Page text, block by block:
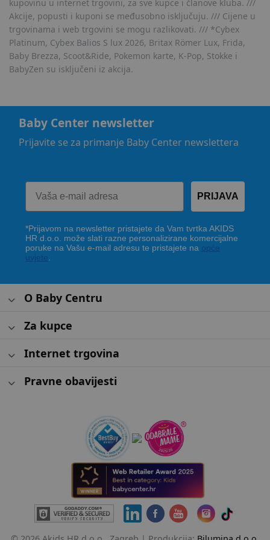
kupovinu u internet trgovini, za sve kupce i članove kluba. ///
Akcije, popusti i kuponi se međusobno isključuju. /// Cijene u
trgovinama i web trgovini se mogu razlikovati. /// *Cybex
Platinum, Cybex Balios S lux 2026, Britax Römer Lux, Frida,
Baby Brezza, Scoot&Ride, Pokemon karte, K-Pop, Stokke i
BabyZen su isključeni iz akcija.
Baby Center newsletter
Prijavite se za primanje Baby Center newslettera
PRIJAVA
*Prijavom na newsletter pristajete da Vam tvrtka AKIDS
HR d.o.o. može slati razne personalizirane komercijalne
poruke na Vašu e-mail adresu te pristajete na opće
uvjete
O Baby Centru
Za kupce
Internet trgovina
Pravne obavijesti